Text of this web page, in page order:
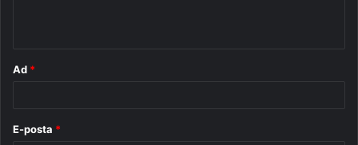
Ad *
E-posta *